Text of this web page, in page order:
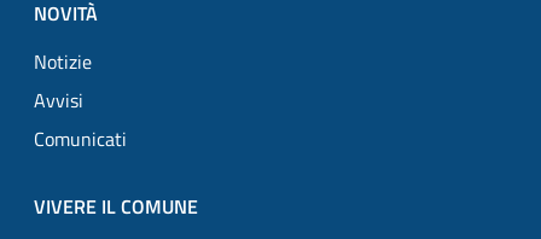
NOVITÀ
Notizie
Avvisi
Comunicati
VIVERE IL COMUNE